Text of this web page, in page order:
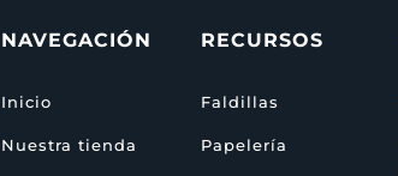
NAVEGACIÓN
Inicio
Nuestra tienda
RECURSOS
Faldillas
Papelería